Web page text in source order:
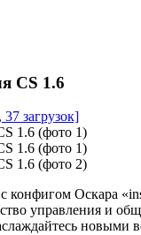
CS 1.6
загрузок]
конфигом Оскара
управления и
новыми